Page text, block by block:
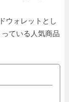
ウォレットとし
ている人気商品